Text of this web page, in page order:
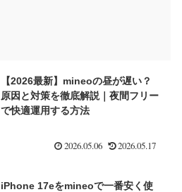
【2026最新】mineoの昼が遅い？
原因と対策を徹底解説｜夜間フリー
で快適運用する方法
2026.05.06 2026.05.17
iPhone 17eをmineoで一番安く使